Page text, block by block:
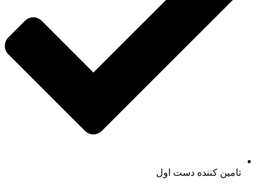
تامین کننده دست اول